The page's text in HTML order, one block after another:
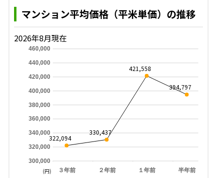
マンション平均価格（平米単価）の推移
2026年8月現在
３年前 ２年前 １年前 半年前
300,000
320,000
340,000
360,000
380,000
400,000
420,000
440,000
460,000
322,094
330,437
421,558
394,797
(円)